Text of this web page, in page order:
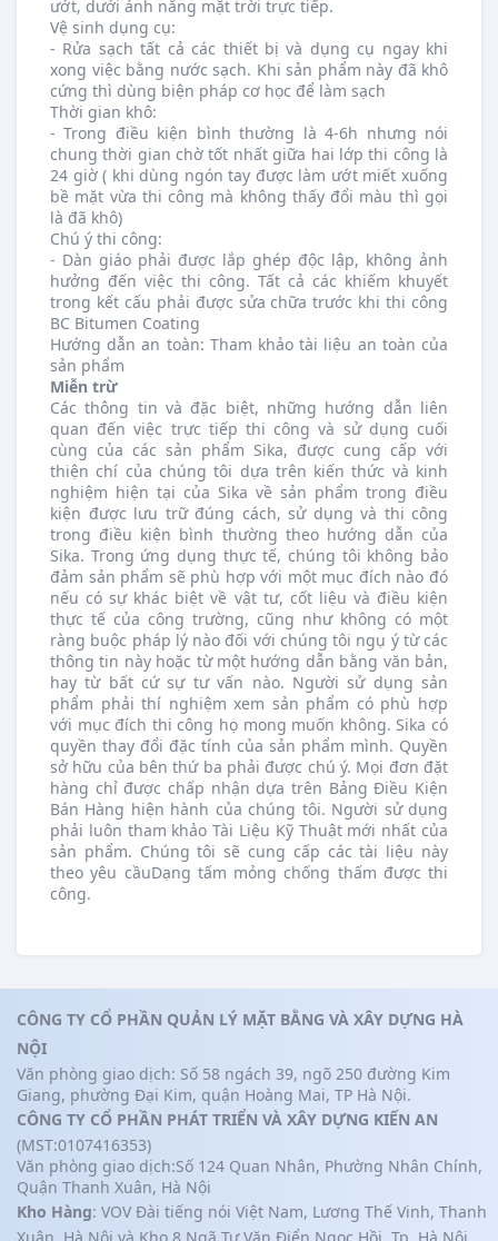
ướt, dưới ánh nắng mặt trời trực tiếp.
Vệ sinh dụng cụ:
- Rửa sạch tất cả các thiết bị và dụng cụ ngay khi
xong việc bằng nước sạch. Khi sản phẩm này đã khô
cứng thì dùng biện pháp cơ học để làm sạch
Thời gian khô:
- Trong điều kiện bình thường là 4-6h nhưng nói
chung thời gian chờ tốt nhất giữa hai lớp thi công là
24 giờ ( khi dùng ngón tay được làm ướt miết xuống
bề mặt vừa thi công mà không thấy đổi màu thì gọi
là đã khô)
Chú ý thi công:
- Dàn giáo phải được lắp ghép độc lập, không ảnh
hưởng đến việc thi công. Tất cả các khiếm khuyết
trong kết cấu phải được sửa chữa trước khi thi công
BC Bitumen Coating
Hướng dẫn an toàn: Tham khảo tài liệu an toàn của
sản phẩm
Miễn trừ
Các thông tin và đặc biệt, những hướng dẫn liên
quan đến việc trực tiếp thi công và sử dụng cuối
cùng của các sản phẩm Sika, được cung cấp với
thiện chí của chúng tôi dựa trên kiến thức và kinh
nghiệm hiện tại của Sika về sản phẩm trong điều
kiện được lưu trữ đúng cách, sử dụng và thi công
trong điều kiện bình thường theo hướng dẫn của
Sika. Trong ứng dụng thực tế, chúng tôi không bảo
đảm sản phẩm sẽ phù hợp với một mục đích nào đó
nếu có sự khác biệt về vật tư, cốt liệu và điều kiện
thực tế của công trường, cũng như không có một
ràng buộc pháp lý nào đối với chúng tôi ngụ ý từ các
thông tin này hoặc từ một hướng dẫn bằng văn bản,
hay từ bất cứ sự tư vấn nào. Người sử dụng sản
phẩm phải thí nghiệm xem sản phẩm có phù hợp
với mục đích thi công họ mong muốn không. Sika có
quyền thay đổi đặc tính của sản phẩm mình. Quyền
sở hữu của bên thứ ba phải được chú ý. Mọi đơn đặt
hàng chỉ được chấp nhận dựa trên Bảng Điều Kiện
Bán Hàng hiện hành của chúng tôi. Người sử dụng
phải luôn tham khảo Tài Liệu Kỹ Thuật mới nhất của
sản phẩm. Chúng tôi sẽ cung cấp các tài liệu này
theo yêu cầuDạng tấm mỏng chống thấm được thi
công.
CÔNG TY CỔ PHẦN QUẢN LÝ MẶT BẰNG VÀ XÂY DỰNG HÀ
NỘI
Văn phòng giao dịch: Số 58 ngách 39, ngõ 250 đường Kim
Giang, phường Đại Kim, quận Hoàng Mai, TP Hà Nội.
CÔNG TY CỔ PHẦN PHÁT TRIỂN VÀ XÂY DỰNG KIẾN AN
(MST:0107416353)
Văn phòng giao dịch:Số 124 Quan Nhân, Phường Nhân Chính,
Quận Thanh Xuân, Hà Nội
Kho Hàng: VOV Đài tiếng nói Việt Nam, Lương Thế Vinh, Thanh
Xuân, Hà Nội và Kho 8 Ngã Tư Văn Điển Ngọc Hồi, Tp, Hà Nội